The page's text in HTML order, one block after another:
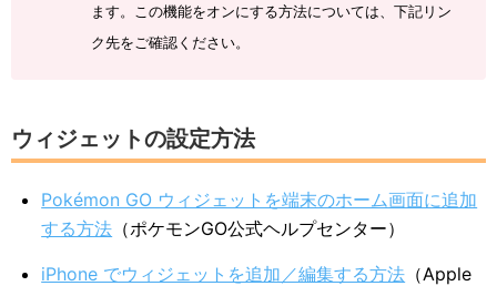
ます。この機能をオンにする方法については、下記リン
ク先をご確認ください。
ウィジェットの設定方法
Pokémon GO ウィジェットを端末のホーム画面に追加
する方法 （ポケモンGO公式ヘルプセンター）
iPhone でウィジェットを追加／編集する方法 （Apple